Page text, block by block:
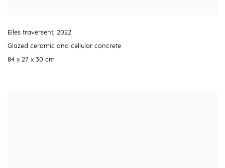
Elles traversent, 2022
Glazed ceramic and cellular concrete
84 x 27 x 30 cm